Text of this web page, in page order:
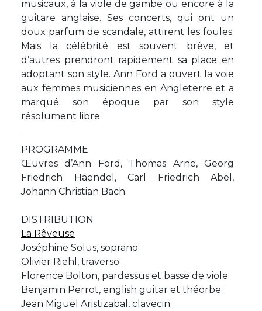
musicaux, à la viole de gambe ou encore à la
guitare anglaise. Ses concerts, qui ont un
doux parfum de scandale, attirent les foules.
Mais la célébrité est souvent brève, et
d’autres prendront rapidement sa place en
adoptant son style. Ann Ford a ouvert la voie
aux femmes musiciennes en Angleterre et a
marqué son époque par son style
résolument libre.
PROGRAMME
Œuvres d’Ann Ford, Thomas Arne, Georg
Friedrich Haendel, Carl Friedrich Abel,
Johann Christian Bach.
DISTRIBUTION
La Rêveuse
Joséphine Solus, soprano
Olivier Riehl, traverso
Florence Bolton, pardessus et basse de viole
Benjamin Perrot, english guitar et théorbe
Jean Miguel Aristizabal, clavecin